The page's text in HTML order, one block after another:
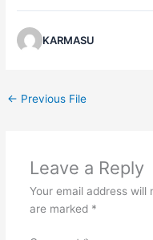
KARMASU
← Previous File
Leave a Reply
Your email address will
are marked *